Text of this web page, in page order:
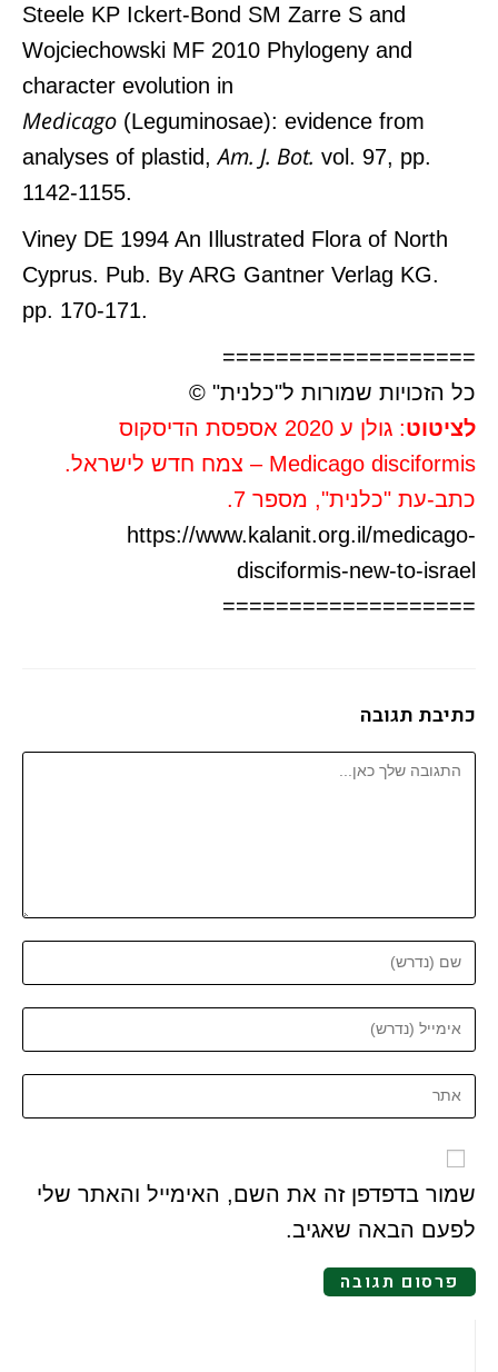
Steele KP Ickert-Bond SM Zarre S and
Wojciechowski MF 2010 Phylogeny and
character evolution in
Medicago (Leguminosae): evidence from
analyses of plastid,Am. J. Bot. vol. 97, pp.
1142-1155.
Viney DE 1994 An Illustrated Flora of North
Cyprus. Pub. By ARG Gantner Verlag KG.
pp. 170-171.
===================
כל הזכויות שמורות ל"כלנית" ©
לציטוט
: גולן ע 2020 אספסת הדיסקוס
Medicago disciformis – צמח חדש לישראל.
כתב-עת "כלנית", מספר 7.
https://www.kalanit.org.il/medicago-
disciformis-new-to-israel
===================
כתיבת תגובה
שמור בדפדפן זה את השם, האימייל והאתר שלי
לפעם הבאה שאגיב.